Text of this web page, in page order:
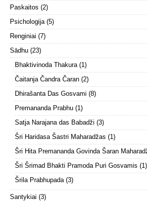
Paskaitos (2)
Psichologija (5)
Renginiai (7)
Sādhu (23)
Bhaktivinoda Thakura (1)
Čaitanja Čandra Čaran (2)
Dhirašanta Das Gosvami (8)
Premananda Prabhu (1)
Satja Narajana das Babadži (3)
Šri Haridasa Šastri Maharadžas (1)
Šri Hita Premananda Govinda Šaran
Šri Šrimad Bhakti Pramoda Puri Gosvamis (1)
Šrila Prabhupada (3)
Santykiai (3)